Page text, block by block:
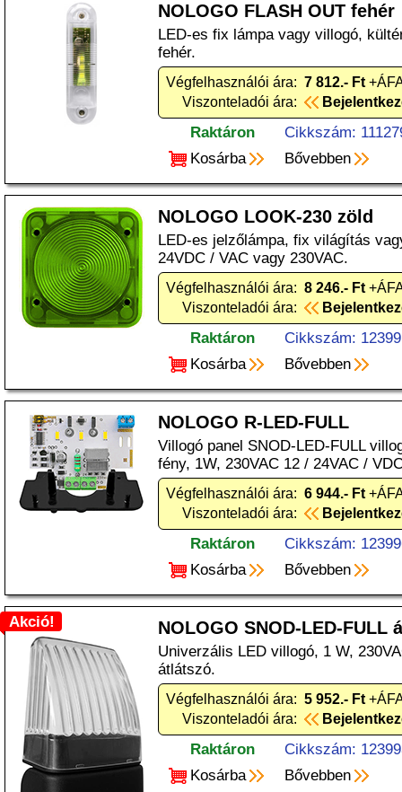
NOLOGO FLASH OUT fehér
LED-es fix lámpa vagy villogó,
fehér.
Végfelhasználói ára: 7 812.- Ft
Viszonteladói ára:
Raktáron
Cikkszám:
Kosárba
Bővebben
NOLOGO LOOK-230 zöld
LED-es jelzőlámpa, fix világítás
24VDC / VAC vagy 230VAC.
Végfelhasználói ára: 8 246.- Ft
Viszonteladói ára:
Raktáron
Cikkszám:
Kosárba
Bővebben
NOLOGO R-LED-FULL
Villogó panel SNOD-LED-FULL
fény, 1W, 230VAC 12 / 24VAC /
Végfelhasználói ára: 6 944.- Ft
Viszonteladói ára:
Raktáron
Cikkszám:
Kosárba
Bővebben
Akció! NOLOGO SNOD-LED-FULL
Univerzális LED villogó, 1 W,
átlátszó.
Végfelhasználói ára: 5 952.- Ft
Viszonteladói ára:
Raktáron
Cikkszám:
Kosárba
Bővebben